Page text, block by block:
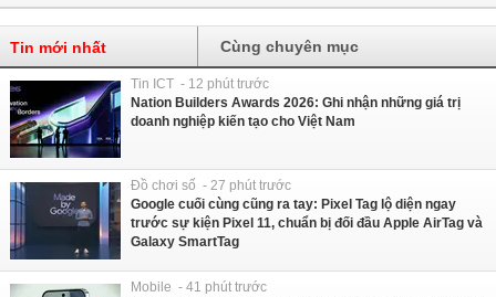
Tin mới nhất Cùng chuyên mục
Tin ICT - 12 phút trước
Nation Builders Awards 2026: Ghi nhận những giá trị
doanh nghiệp kiến tạo cho Việt Nam
Đồ chơi số - 27 phút trước
Google cuối cùng cũng ra tay: Pixel Tag lộ diện ngay
trước sự kiện Pixel 11, chuẩn bị đối đầu Apple AirTag và
Galaxy SmartTag
Mobile - 41 phút trước